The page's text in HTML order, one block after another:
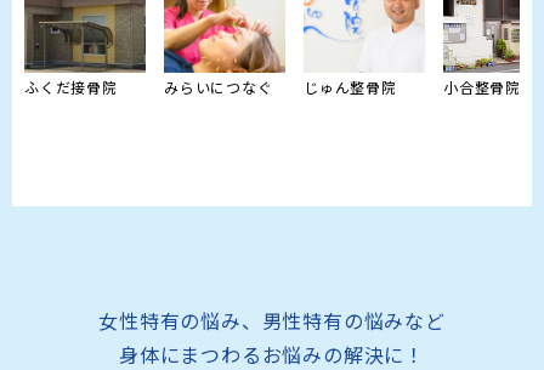
ふくだ接骨院 みらいにつなぐ じゅん整骨院 小合整骨院
女性特有の悩み、男性特有の悩みなど
身体にまつわるお悩みの解決に！